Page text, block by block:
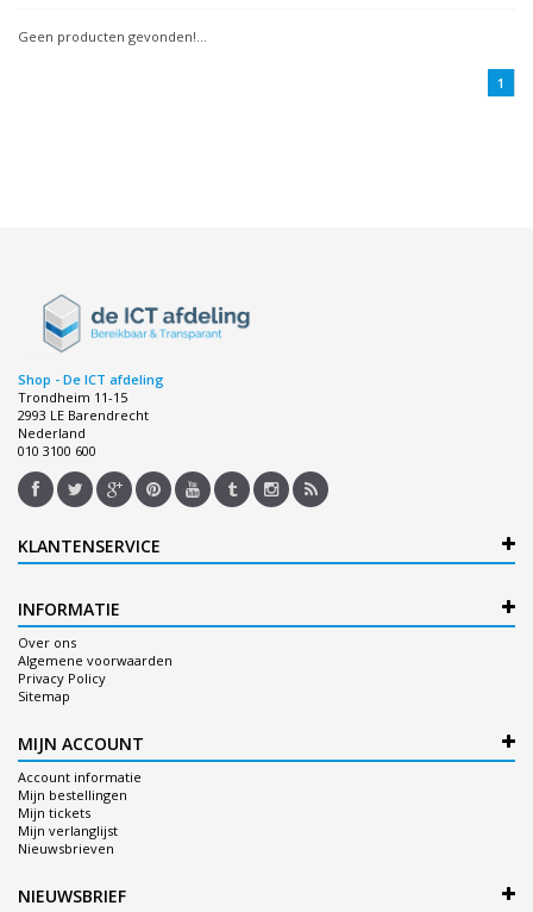
Geen producten gevonden!...
1
Shop - De ICT afdeling
Trondheim 11-15
2993 LE Barendrecht
Nederland
010 3100 600
KLANTENSERVICE
INFORMATIE
Over ons
Algemene voorwaarden
Privacy Policy
Sitemap
MIJN ACCOUNT
Account informatie
Mijn bestellingen
Mijn tickets
Mijn verlanglijst
Nieuwsbrieven
NIEUWSBRIEF